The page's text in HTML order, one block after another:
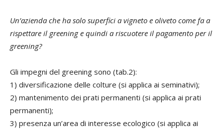
Un’azienda che ha solo superfici a vigneto e oliveto come fa a
rispettare il greening e quindi a riscuotere il pagamento per il
greening?
Gli impegni del greening sono (tab.2):
1) diversificazione delle colture (si applica ai seminativi);
2) mantenimento dei prati permanenti (si applica ai prati
permanenti);
3) presenza un’area di interesse ecologico (si applica ai